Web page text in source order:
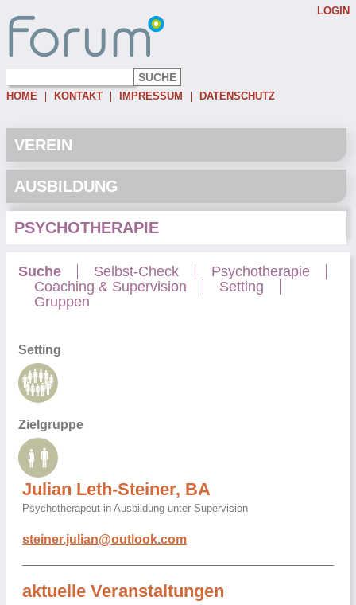
HOME KONTAKT IMPRESSUM DATENSCHUTZ
LOGIN
Password:
VEREIN
AUSBILDUNG
PSYCHOTHERAPIE
Suche Selbst-Check
Psychotherapie
Coaching & Supervision
Setting
Gruppen
Setting
Zielgruppe
Julian Leth-Steiner, BA
Psychotherapeut in Ausbildung unter Supervision
steiner.julian@outlook.com
aktuelle Veranstaltungen